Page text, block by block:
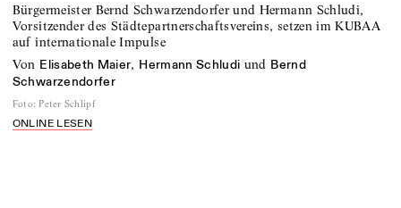
Bürgermeister Bernd Schwarzendorfer und Hermann Schludi,
Vorsitzender des Städtepartnerschaftsvereins, setzen im KUBAA
auf internationale Impulse
von Elisabeth Maier, Hermann Schludi und Bernd
Schwarzendorfer
Foto: Peter Schlipf
ONLINE LESEN